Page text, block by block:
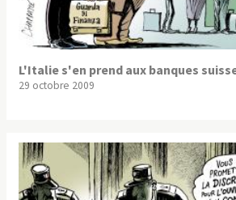
L'Italie s'en prend aux banques
29 octobre 2009